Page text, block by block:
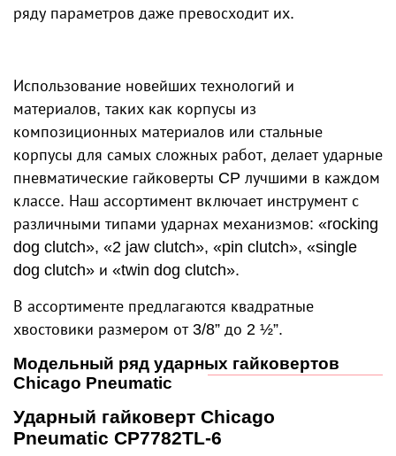
ряду параметров даже превосходит их.
Использование новейших технологий и
материалов, таких как корпусы из
композиционных материалов или стальные
корпусы для самых сложных работ, делает ударные
пневматические гайковерты CP лучшими в каждом
классе. Наш ассортимент включает инструмент с
различными типами ударнах механизмов: «rocking
dog clutch», «2 jaw clutch», «pin clutch», «single
dog clutch» и «twin dog clutch».
В ассортименте предлагаются квадратные
хвостовики размером от 3/8” до 2 ½”.
Модельный ряд ударных гайковертов
Chicago Pneumatic
Ударный гайковерт Chicago
Pneumatic CP7782TL-6